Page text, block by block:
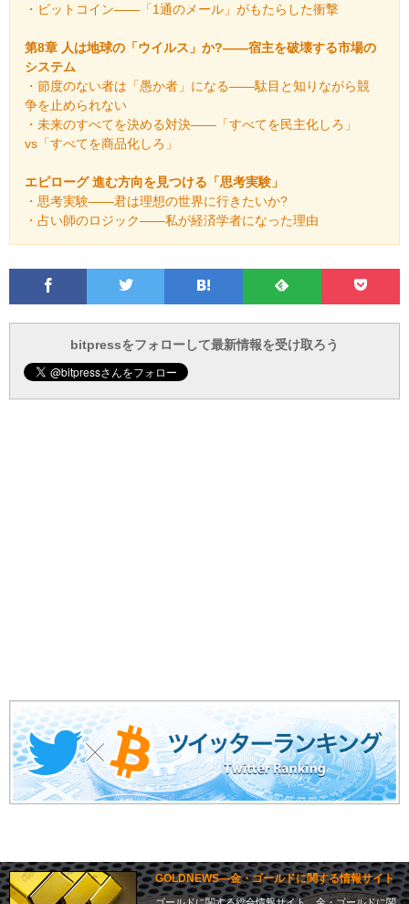
・ビットコイン――「1通のメール」がもたらした衝撃
第8章 人は地球の「ウイルス」か?――宿主を破壊する市場の
システム
・節度のない者は「愚か者」になる――駄目と知りながら競
争を止められない
・未来のすべてを決める対決――「すべてを民主化しろ」
vs「すべてを商品化しろ」
エピローグ 進む方向を見つける「思考実験」
・思考実験――君は理想の世界に行きたいか?
・占い師のロジック――私が経済学者になった理由
Twitter
て
ブ
で
ォ
ロ
ー
で
と
で
bitpressをフォローして最新情報を受け取ろう
GOLDNEWS―金・ゴールドに関する情報サイト